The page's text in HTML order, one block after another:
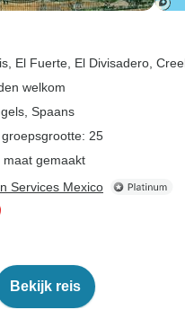
, El Fuerte , El Divisadero ,
welkom
Spaans
25
maat gemaakt
Services Mexico
Bekijk reis